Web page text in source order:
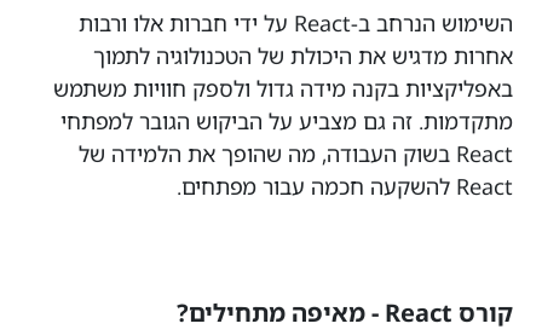
השימוש הנרחב ב-React על ידי חברות אלו ורבות
אחרות מדגיש את היכולת של הטכנולוגיה לתמוך
באפליקציות בקנה מידה גדול ולספק חוויות משתמש
מתקדמות. זה גם מצביע על הביקוש הגובר למפתחי
React בשוק העבודה, מה שהופך את הלמידה של
React להשקעה חכמה עבור מפתחים.
קורס React - מאיפה מתחילים?